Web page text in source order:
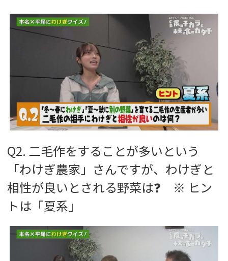
Q2. 二毛作をすることが多いという
「わけぎ農家」さんですが、わけぎと
相性が良いとされる野菜は❓ ※ ヒン
トは「夏系」